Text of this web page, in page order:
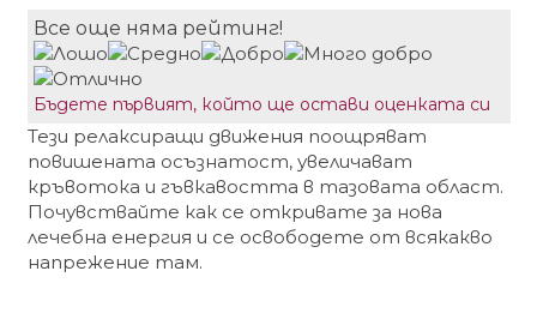
Все още няма рейтинг!
Бъдете първият, който ще остави оценката си
Тези релаксиращи движения поощряват
повишената осъзнатост, увеличават
кръвотока и гъвкавостта в тазовата област.
Почувствайте как се откривате за нова
лечебна енергия и се освободете от всякакво
напрежение там.